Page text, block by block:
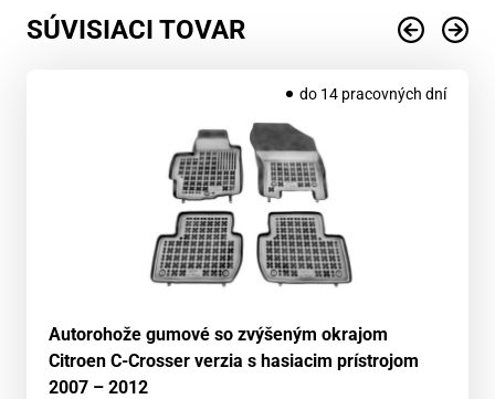
SÚVISIACI TOVAR
do 14 pracovných dní
Autorohože gumové so zvýšeným okrajom
Citroen C-Crosser verzia s hasiacim prístrojom
2007 – 2012